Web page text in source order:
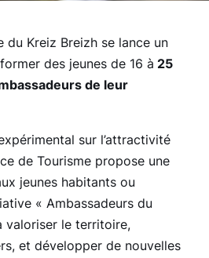
du Kreiz Breizh se lance un
des jeunes de 16 à 25
de leur
sur l’attractivité
de Tourisme propose une
jeunes habitants ou
« Ambassadeurs du
valoriser le territoire,
et développer de nouvelles